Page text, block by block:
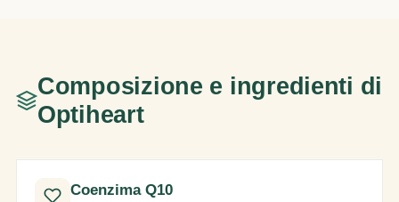
Composizione e ingredienti di
Optiheart
Coenzima Q10